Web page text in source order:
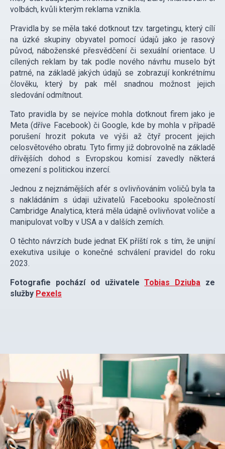
volbách, kvůli kterým reklama vznikla.
Pravidla by se měla také dotknout tzv. targetingu, který cílí
na úzké skupiny obyvatel pomocí údajů jako je rasový
původ, náboženské přesvědčení či sexuální orientace. U
cílených reklam by tak podle nového návrhu muselo být
patrné, na základě jakých údajů se zobrazují konkrétnímu
člověku, který by pak měl snadnou možnost jejich
sledování odmítnout.
Tato pravidla by se nejvíce mohla dotknout firem jako je
Meta (dříve Facebook) či Google, kde by mohla v případě
porušení hrozit pokuta ve výši až čtyř procent jejich
celosvětového obratu. Tyto firmy již dobrovolně na základě
dřívějších dohod s Evropskou komisí zavedly některá
omezení s politickou inzercí.
Jednou z nejznámějších afér s ovlivňováním voličů byla ta
s nakládáním s údaji uživatelů Facebooku společností
Cambridge Analytica, která měla údajně ovlivňovat voliče a
manipulovat volby v USA a v dalších zemích.
O těchto návrzích bude jednat EK příští rok s tím, že unijní
exekutiva usiluje o konečné schválení pravidel do roku
2023.
Fotografie pochází od uživateleTobias Dziuba ze
služby Pexels